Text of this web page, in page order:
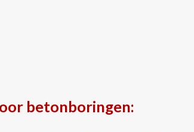
betonboringen: